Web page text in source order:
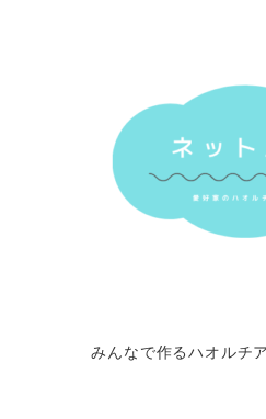
みんなで作るハオルチ